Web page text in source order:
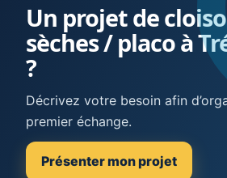
Un projet de
sèches / placo à
?
Décrivez votre besoin afin
premier échange.
Présenter mon projet